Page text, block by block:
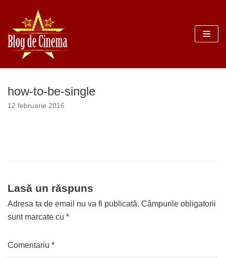
Sari
la
conținut
how-to-be-single
12 februarie 2016
Lasă un răspuns
Adresa ta de email nu va fi publicată. Câmpurile obligatorii
sunt marcate cu *
Comentariu *